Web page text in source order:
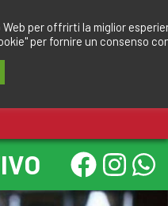
per offrirti la miglior
per fornire un consenso